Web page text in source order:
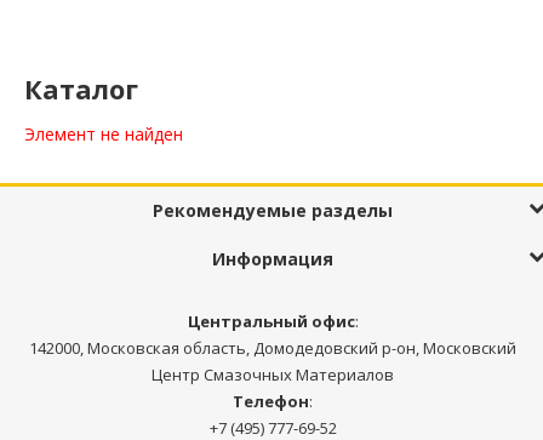
Каталог
Элемент не найден
Рекомендуемые разделы
Информация
Центральный офис:
142000, Московская область, Домодедовский р-он, Московский
Центр Смазочных Материалов
Телефон:
+7 (495) 777-69-52